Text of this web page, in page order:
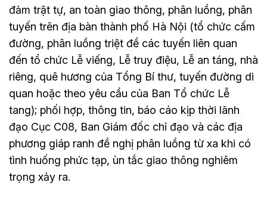
đảm trật tự, an toàn giao thông, phân luồng, phân
tuyến trên địa bàn thành phố Hà Nội (tổ chức cấm
đường, phân luồng triệt để các tuyến liên quan
đến tổ chức Lễ viếng, Lễ truy điệu, Lễ an táng, nhà
riêng, quê hương của Tổng Bí thư, tuyến đường di
quan hoặc theo yêu cầu của Ban Tổ chức Lễ
tang); phối hợp, thông tin, báo cáo kịp thời lãnh
đạo Cục C08, Ban Giám đốc chỉ đạo và các địa
phương giáp ranh đề nghị phân luồng từ xa khi có
tình huống phức tạp, ùn tắc giao thông nghiêm
trọng xảy ra.